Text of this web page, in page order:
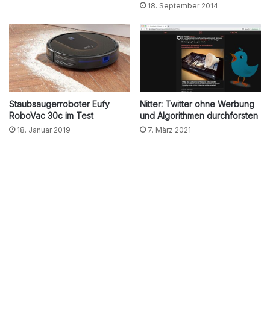
18. September 2014
Staubsaugerroboter Eufy
RoboVac 30c im Test
18. Januar 2019
Nitter: Twitter ohne Werbung
und Algorithmen durchforsten
7. März 2021